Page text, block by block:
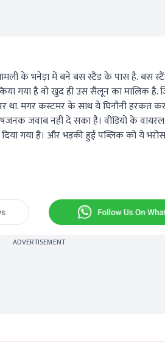
के भनेड़ा में बने बस स्टैंड के पास है. बस
गया है वो खुद ही उस सैलून का मालिक
था. मगर कस्टमर के साथ ये घिनौनी हरकत
जवाब नहीं दे सका है। वीडियो के
गया है। और भड़की हुई पब्लिक को ये
ADVERTISEMENT